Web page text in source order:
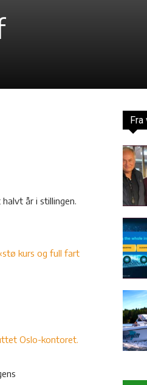
år i stillingen.
kurs og full fart
Oslo-kontoret.
Fra